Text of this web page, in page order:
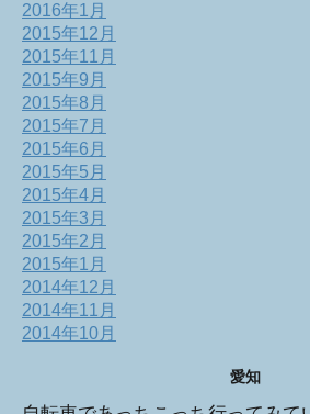
2016年1月
2015年12月
2015年11月
2015年9月
2015年8月
2015年7月
2015年6月
2015年5月
2015年4月
2015年3月
2015年2月
2015年1月
2014年12月
2014年11月
2014年10月
愛知